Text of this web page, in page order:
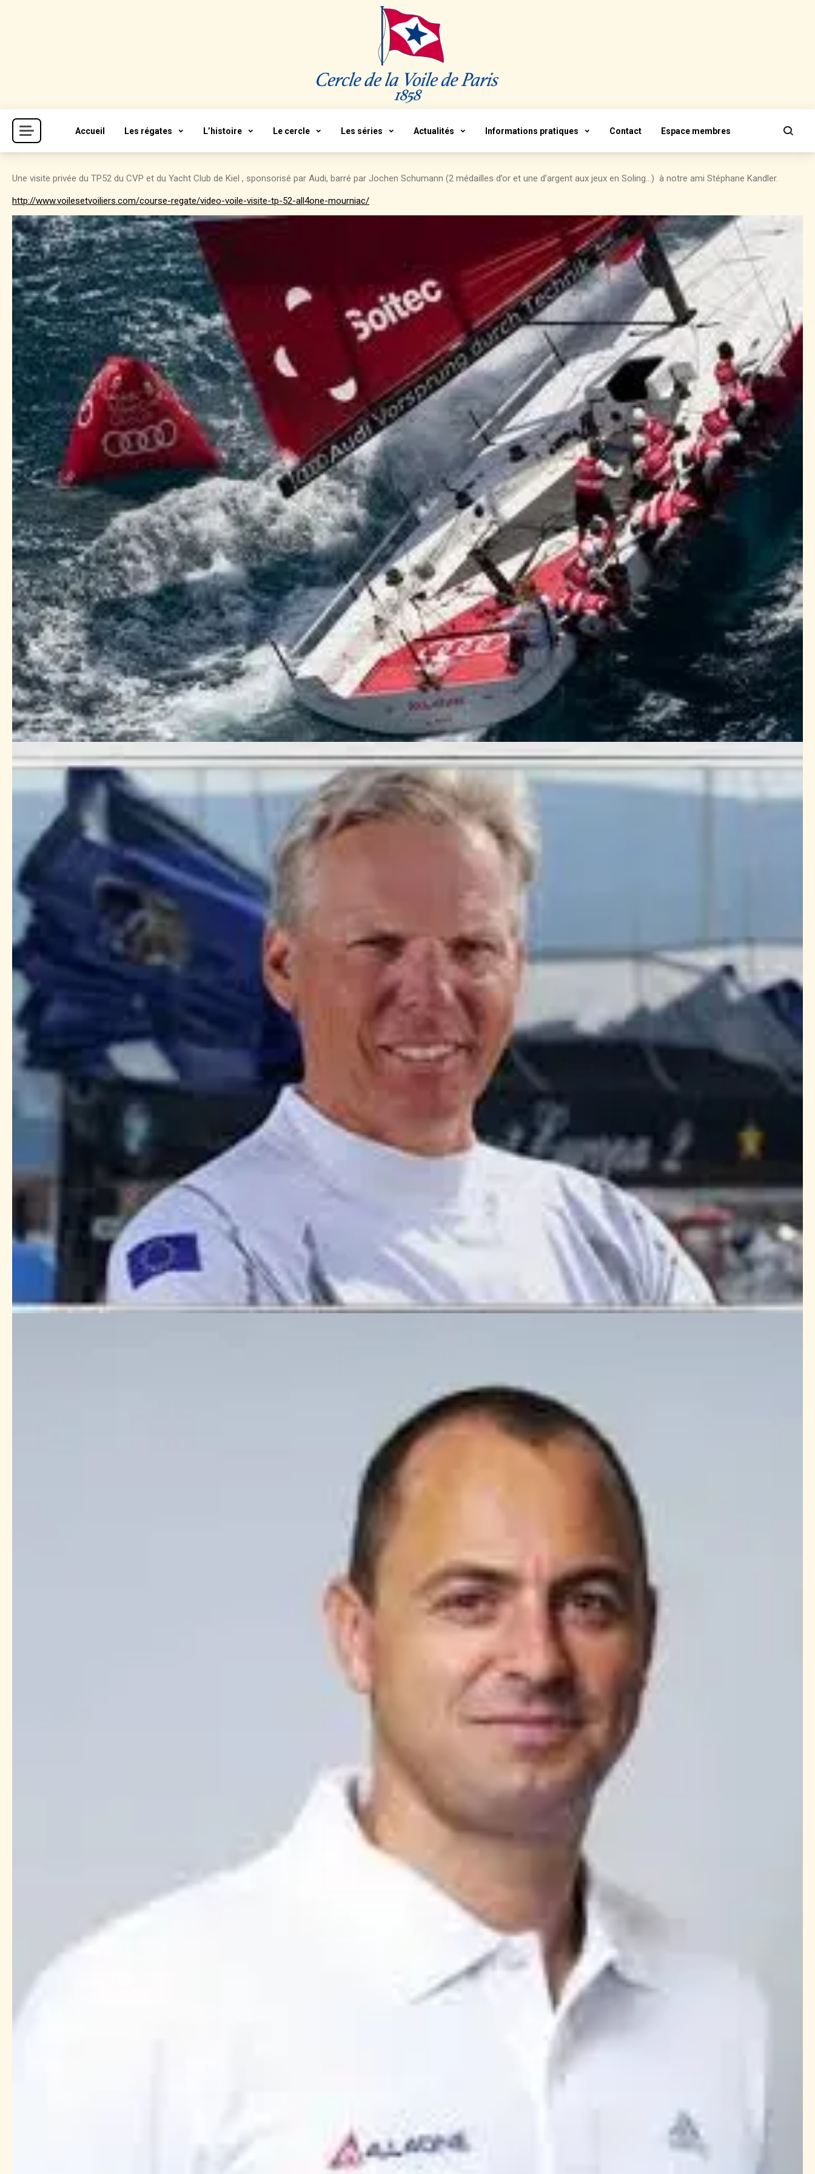
CVP
Cercle de la Voile de Paris
Accueil Les régates L’histoire Le cercle Les séries Actualités Informations pratiques Contact Espace membres
Une visite privée du TP52 du CVP et du Yacht Club de Kiel , sponsorisé par Audi, barré par Jochen Schumann (2 médailles d’or et une d’argent aux jeux en Soling…) à notre ami Stéphane Kandler.
http://www.voilesetvoiliers.com/course-regate/video-voile-visite-tp-52-all4one-mourniac/